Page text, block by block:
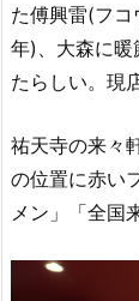
た傅興雷(フ
年)、大森に暖
たらしい。現
祐天寺の来々
の位置に赤い
メン」「全国